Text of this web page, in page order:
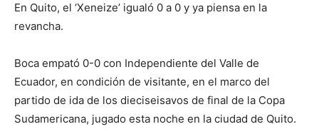
En Quito, el ‘Xeneize’ igualó 0 a 0 y ya piensa en la
revancha.
Boca empató 0-0 con Independiente del Valle de
Ecuador, en condición de visitante, en el marco del
partido de ida de los dieciseisavos de final de la Copa
Sudamericana, jugado esta noche en la ciudad de Quito.